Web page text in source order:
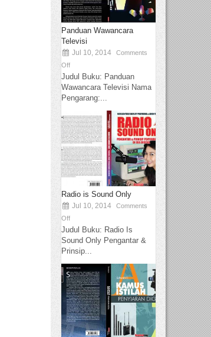
Panduan Wawancara
Televisi
Jul 10, 2014
Comments
Off
Judul Buku: Panduan
Wawancara Televisi Nama
Pengarang:...
Radio is Sound Only
Jul 10, 2014
Comments
Off
Judul Buku: Radio Is
Sound Only Pengantar &
Prinsip...